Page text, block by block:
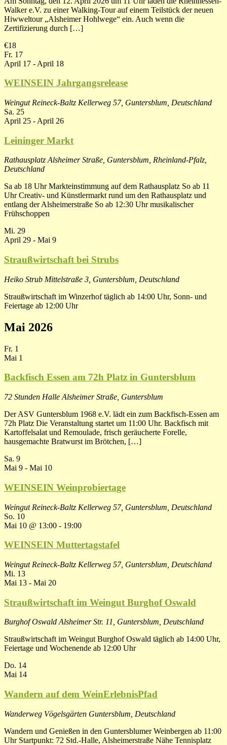
Walker e.V. zu einer Walking-Tour auf einem Teilstück der neuen
Hiwweltour „Alsheimer Hohlwege“ ein. Auch wenn die
Zertifizierung durch […]
€18
Fr. 17
April 17 - April 18
WEINSEIN Jahrgangsrelease
Weingut Reineck-Baltz Kellerweg 57, Guntersblum, Deutschland
Sa. 25
April 25 - April 26
Leininger Markt
RathausplatzAlsheimer Straße, Guntersblum, Rheinland-Pfalz,
Deutschland
Sa ab 18 Uhr Markteinstimmung auf dem Rathausplatz So ab 11
Uhr Creativ- und Künstlermarkt rund um den Rathausplatz und
entlang der Alsheimerstraße So ab 12:30 Uhr musikalischer
Frühschoppen
Mi. 29
April 29 - Mai 9
Straußwirtschaft bei Strubs
Heiko Strub Mittelstraße 3, Guntersblum, Deutschland
Straußwirtschaft im Winzerhof täglich ab 14:00 Uhr, Sonn- und
Feiertage ab 12:00 Uhr
Mai 2026
Fr. 1
Mai 1
Backfisch Essen am 72h Platz in Guntersblum
72 Stunden Halle Alsheimer Straße, Guntersblum
Der ASV Guntersblum 1968 e.V. lädt ein zum Backfisch-Essen am
72h Platz Die Veranstaltung startet um 11:00 Uhr. Backfisch mit
Kartoffelsalat und Remoulade, frisch geräucherte Forelle,
hausgemachte Bratwurst im Brötchen, […]
Sa. 9
Mai 9 - Mai 10
WEINSEIN Weinprobiertage
Weingut Reineck-Baltz Kellerweg 57, Guntersblum, Deutschland
So. 10
Mai 10 @ 13:00 - 19:00
WEINSEIN Muttertagstafel
Weingut Reineck-Baltz Kellerweg 57, Guntersblum, Deutschland
Mi. 13
Mai 13 - Mai 20
Straußwirtschaft im Weingut Burghof Oswald
Burghof OswaldAlsheimer Str. 11, Guntersblum, Deutschland
Straußwirtschaft im Weingut Burghof Oswald täglich ab 14:00 Uhr,
Feiertage und Wochenende ab 12:00 Uhr
Do. 14
Mai 14
Wandern auf dem WeinErlebnisPfad
Wanderweg Vögelsgärten Guntersblum, Deutschland
Wandern und Genießen in den Guntersblumer Weinbergen ab 11:00
Uhr Startpunkt: 72 Std.-Halle, Alsheimerstraße Nähe Tennisplatz